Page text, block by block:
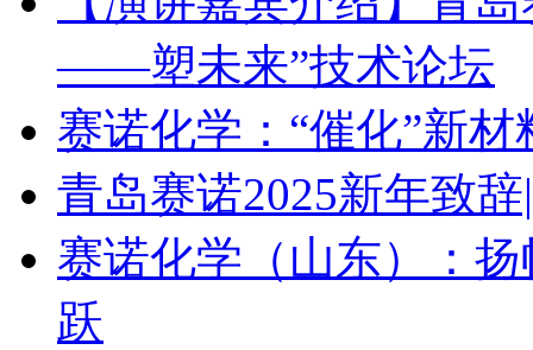
——塑未来”技术论坛
赛诺化学：“催化”新
青岛赛诺2025新年致
赛诺化学（山东）：
跃